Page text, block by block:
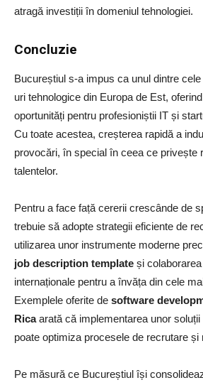
atragă investiții în domeniul tehnologiei.
Concluzie
Bucureștiul s-a impus ca unul dintre
uri tehnologice din Europa de Est,
oportunități pentru profesioniștii IT și
Cu toate acestea, creșterea rapidă a
provocări, în special în ceea ce privește
talentelor.
Pentru a face față cererii crescânde de
trebuie să adopte strategii eficiente de
utilizarea unor instrumente moderne
job description template și
internaționale pentru a învăța din cele
Exemplele oferite de software
Ricaarată că implementarea unor soluții
poate optimiza procesele de recrutare și
Pe măsură ce Bucureștiul își